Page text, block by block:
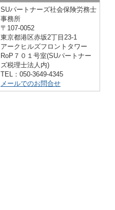
SUパートナーズ社会保険労務士
事務所
〒107-0052
東京都港区赤坂2丁目23-1
アークヒルズフロントタワー
RoP７０１号室(SUパートナー
ズ税理士法人内)
TEL： 050-3649-4345
メールでのお問合せ